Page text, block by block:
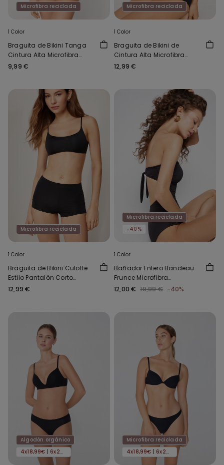
Microfibra reciclada
1 Color
Braguita de Bikini Tanga
Cintura Alta Microfibra
Reciclada
9,99 €
Microfibra reciclada
1 Color
Braguita de Bikini de
Cintura Alta Microfibra
Reciclada
12,99 €
Microfibra reciclada
1 Color
Braguita de Bikini Culotte
Estilo Pantalón Corto
Reciclada
12,99 €
Microfibra reciclada
-40%
1 Color
Bañador Entero Bandeau
Frunce Microfibra
Reciclada
12,00 € 19,99 € -40%
Algodón orgánico
4x18,99€ | 6x24,99€
Microfibra reciclada
4x18,99€ | 6x24,99€